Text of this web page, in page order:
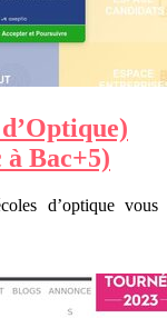
Bac+5)
d’optique vous